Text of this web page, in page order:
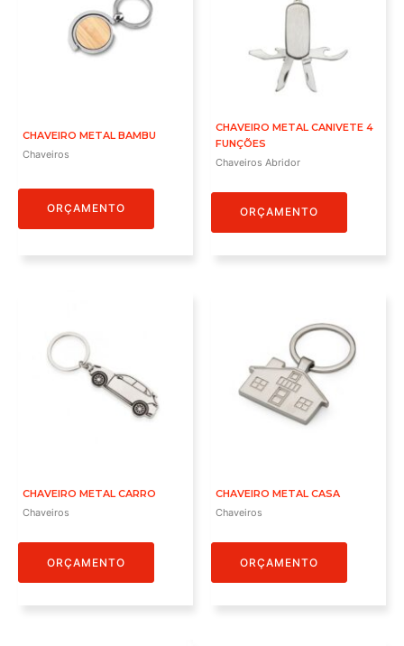
CHAVEIRO METAL BAMBU
Chaveiros
ORÇAMENTO
CHAVEIRO METAL CANIVETE 4
FUNÇÕES
Chaveiros Abridor
ORÇAMENTO
CHAVEIRO METAL CARRO
Chaveiros
ORÇAMENTO
CHAVEIRO METAL CASA
Chaveiros
ORÇAMENTO